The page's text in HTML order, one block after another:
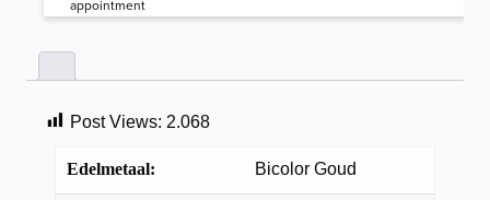
appointment
Post Views: 2.068
Edelmetaal: Bicolor Goud